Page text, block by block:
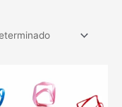
tiene